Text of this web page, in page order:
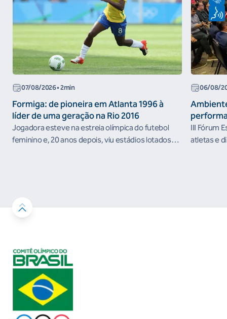
07/08/2026• 2min
Formiga: de pioneira em Atlanta 1996 à
líder de uma geração na Rio 2016
Jogadora esteve na estreia olímpica do futebol
feminino e, 20 anos depois, viu estádios lotados
06/08/
III Fórum
atletas e